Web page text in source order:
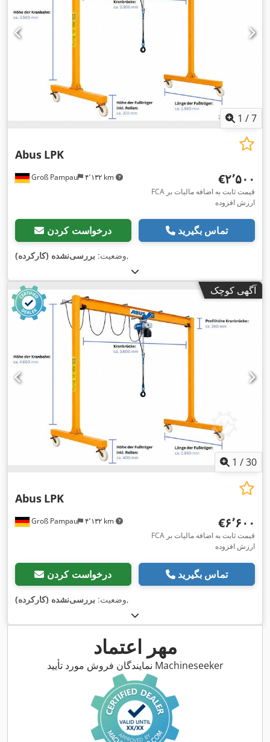
1 /7
Groß Pampau ۴٬۱۳۲ km
Abus LPK
‎€۲٬۵۰۰
FCA قیمت ثابت به اضافه مالیات بر
ارزش افزوده
درخواست کردن تماس بگیرید
وضعیت: بررسی‌نشده (کارکرده) ,
آگهی کوچک
1 /30
Groß Pampau ۴٬۱۳۲ km
Abus LPK
‎€۶٬۶۰۰
FCA قیمت ثابت به اضافه مالیات بر
ارزش افزوده
درخواست کردن تماس بگیرید
وضعیت: بررسی‌نشده (کارکرده) ,
مهر اعتماد
نمایندگان فروش مورد تأیید Machineseeker